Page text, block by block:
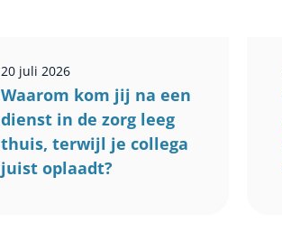
20 juli 2026
Waarom kom jij na een
dienst in de zorg leeg
thuis, terwijl je collega
juist oplaadt?